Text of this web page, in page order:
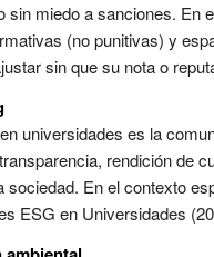
sin miedo a sanciones. En
(no punitivas) y
sin que su nota o
universidades es la
rendición de
sociedad. En el contexto
ESG en Universidades